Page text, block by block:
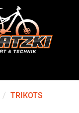
TRIKOTS